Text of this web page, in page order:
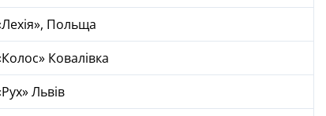
Польща
Ковалівка
Львів